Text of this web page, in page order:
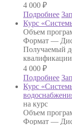
4 000 ₽
Подробнее
Курс
Объем
Формат —
Получаемый
квалификации
4 000 ₽
Подробнее
Курс
на курс
Объем
Формат —